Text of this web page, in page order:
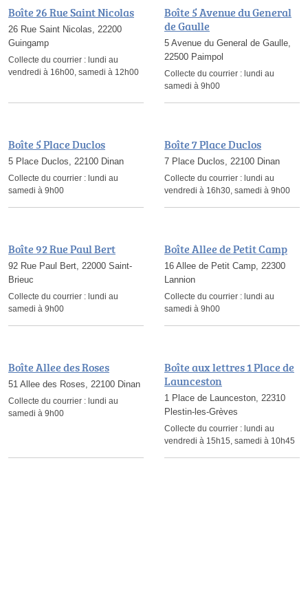
Boîte 26 Rue Saint Nicolas
26 Rue Saint Nicolas, 22200
Guingamp
Collecte du courrier : lundi au
vendredi à 16h00, samedi à 12h00
Boîte 5 Avenue du General
de Gaulle
5 Avenue du General de Gaulle,
22500 Paimpol
Collecte du courrier : lundi au
samedi à 9h00
Boîte 5 Place Duclos
5 Place Duclos, 22100 Dinan
Collecte du courrier : lundi au
samedi à 9h00
Boîte 7 Place Duclos
7 Place Duclos, 22100 Dinan
Collecte du courrier : lundi au
vendredi à 16h30, samedi à 9h00
Boîte 92 Rue Paul Bert
92 Rue Paul Bert, 22000 Saint-
Brieuc
Collecte du courrier : lundi au
samedi à 9h00
Boîte Allee de Petit Camp
16 Allee de Petit Camp, 22300
Lannion
Collecte du courrier : lundi au
samedi à 9h00
Boîte Allee des Roses
51 Allee des Roses, 22100 Dinan
Collecte du courrier : lundi au
samedi à 9h00
Boîte aux lettres 1 Place de
Launceston
1 Place de Launceston, 22310
Plestin-les-Grèves
Collecte du courrier : lundi au
vendredi à 15h15, samedi à 10h45